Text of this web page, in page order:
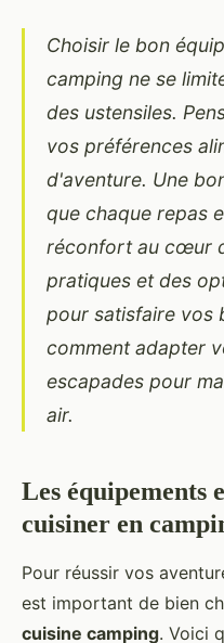
Choisir le bon
camping ne se
des ustensiles.
vos préférences
d'aventure. Une
que chaque repas
réconfort au cœur
pratiques et des
pour satisfaire vos
comment adapter
escapades pour
air.
Les équipements
cuisiner en
Pour réussir vos
est important de bien
cuisine camping. Voici